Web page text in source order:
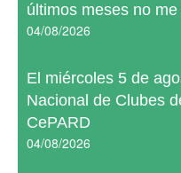
últimos meses no
04/08/2026
El miércoles 5 de
Nacional de Clubes
CePARD
04/08/2026